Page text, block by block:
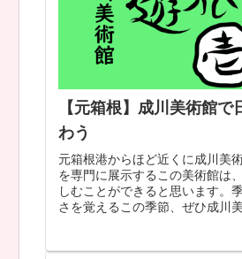
【元箱根】成川美術館
わう
元箱根港からほど近くに成川美
を専門に展示するこの美術館は
しむことができると思います。
さを覚えるこの季節、ぜひ成川